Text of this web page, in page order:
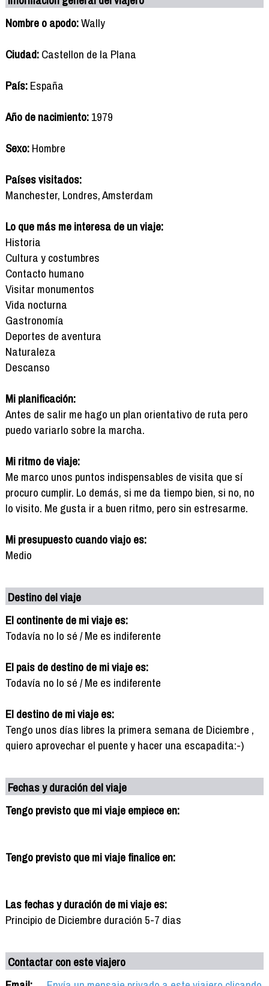
Nombre o apodo:Wally
Ciudad:Castellon de la Plana
País:España
Año de nacimiento:1979
Sexo:Hombre
Países visitados:
Manchester, Londres, Amsterdam
Lo que más me interesa de un viaje:
Historia
Cultura y costumbres
Contacto humano
Visitar monumentos
Vida nocturna
Gastronomía
Deportes de aventura
Naturaleza
Descanso
Mi planificación:
Antes de salir me hago un plan orientativo de ruta pero
puedo variarlo sobre la marcha.
Mi ritmo de viaje:
Me marco unos puntos indispensables de visita que sí
procuro cumplir. Lo demás, si me da tiempo bien, si no, no
lo visito. Me gusta ir a buen ritmo, pero sin estresarme.
Mi presupuesto cuando viajo es:
Medio
Destino del viaje
El continente de mi viaje es:
Todavía no lo sé / Me es indiferente
El pais de destino de mi viaje es:
Todavía no lo sé / Me es indiferente
El destino de mi viaje es:
Tengo unos días libres la primera semana de Diciembre ,
quiero aprovechar el puente y hacer una escapadita:-)
Fechas y duración del viaje
Tengo previsto que mi viaje empiece en:
Tengo previsto que mi viaje finalice en:
Las fechas y duración de mi viaje es:
Principio de Diciembre duración 5-7 dias
Contactar con este viajero